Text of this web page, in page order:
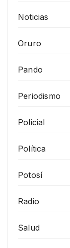
Noticias
Oruro
Pando
Periodismo
Policial
Política
Potosí
Radio
Salud